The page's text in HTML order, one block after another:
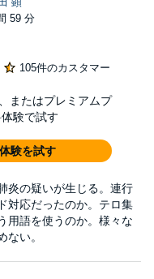
59 分
105件のカスタマー
またはプレミアムプ
験で試す
験を試す
炎の疑いが生じる。連行
対応だったのか。テロ集
用語を使うのか。様々な
い。